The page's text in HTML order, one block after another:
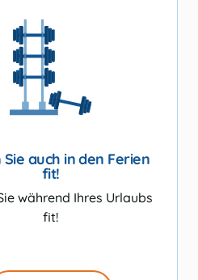
Sie auch in den Ferien
fit!
während Ihres Urlaubs
fit!